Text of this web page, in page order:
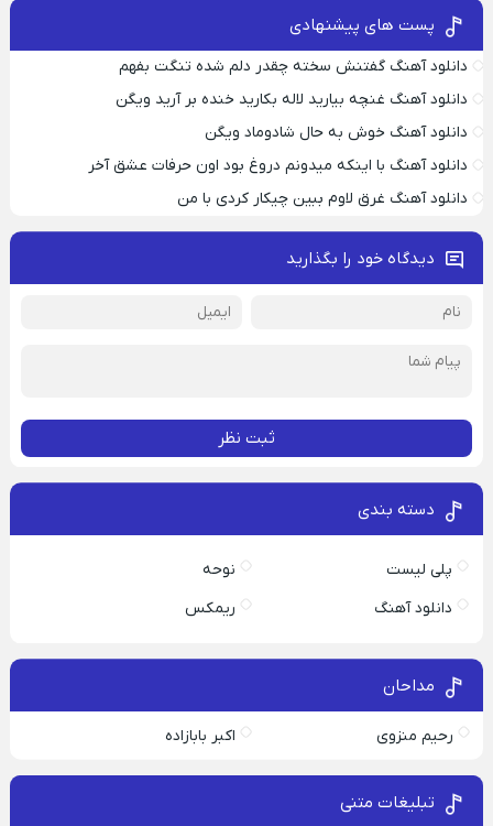
پست های پیشنهادی
دانلود آهنگ گفتنش سخته چقدر دلم شده تنگت بفهم
دانلود آهنگ غنچه بیارید لاله بکارید خنده بر آرید ویگن
دانلود آهنگ خوش به حال شادوماد ویگن
دانلود آهنگ با اینکه میدونم دروغ بود اون حرفات عشق آخر
دانلود آهنگ غرق لاوم ببین چیکار کردی با من
دیدگاه خود را بگذارید
ثبت نظر
دسته بندی
پلی لیست
نوحه
دانلود آهنگ
ریمکس
مداحان
رحیم منزوی اکبر بابازاده
تبلیغات متنی